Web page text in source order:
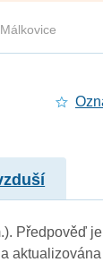
Předpověď